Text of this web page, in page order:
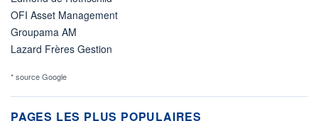
OFI Asset Management
Groupama AM
Lazard Frères Gestion
* source Google
PAGES LES PLUS POPULAIRES